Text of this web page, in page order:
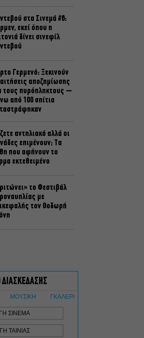
στα Σινεμά #6:
εκεί όπου η
δίνει σινεφίλ
Γερμενό: Ξεκινούν
αποζημίωσης
τους πυρόπληκτους –
από 100 σπίτια
αντηλιακό αλλά οι
επιμένουν; Τα
που αφήνουν το
εκτεθειμένο
το Φεστιβάλ
με
τον Θοδωρή
7-9 Αυγούστου
Πειρατής» –
and Blue»: Το
εκθεσιακό ταξίδι
Απόστολου Χαντζαρά
Πάτμο